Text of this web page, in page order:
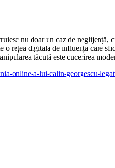
nu doar un caz de
rețea digitală de influență care
tăcută este cucerirea
online-a-lui-calin-georgescu-